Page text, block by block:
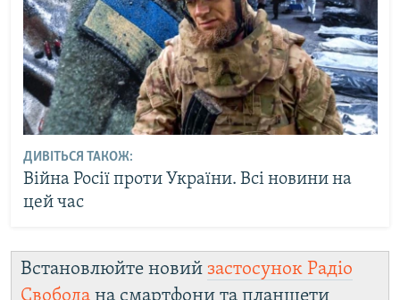
ДИВІТЬСЯ ТАКОЖ:
Війна Росії проти України. Всі новини на
цей час
Встановлюйте новий застосунок Радіо
Свобода на смартфони та планшети